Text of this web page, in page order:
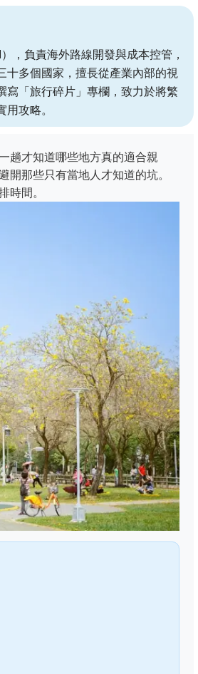
，負責海外路線開發與成本控管，
十多個國家，擅長從產業內部的視
寫「旅行碎片」專欄，致力於將繁
攻略。
趟才知道哪些地方真的適合親
開那些只有當地人才知道的坑。
時間。